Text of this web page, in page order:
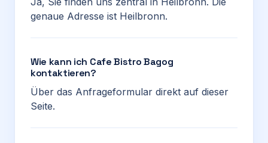
genaue Adresse ist Heilbronn.
Wie kann ich Cafe Bistro Bagog
kontaktieren?
Über das Anfrageformular direkt auf dieser
Seite.